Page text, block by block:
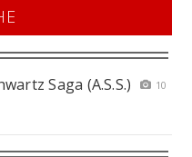
Saga (A.S.S.)
10